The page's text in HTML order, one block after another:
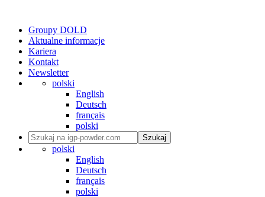
Groupy DOLD
Aktualne informacje
Kariera
Kontakt
Newsletter
polski
English
Deutsch
français
polski
Szukaj
polski
English
Deutsch
français
polski